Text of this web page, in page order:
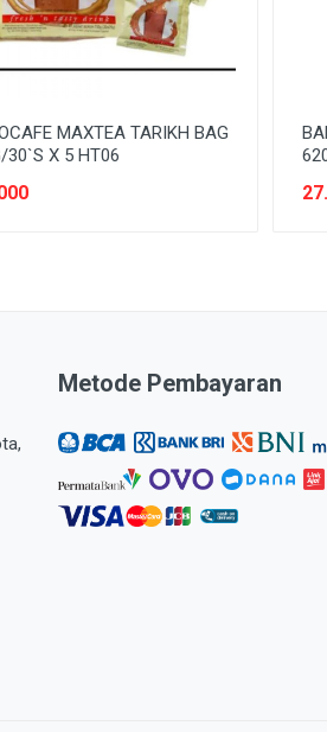
MAXTEA TARIKH BAG
30`S X 5 HT06
Metode Pembayaran